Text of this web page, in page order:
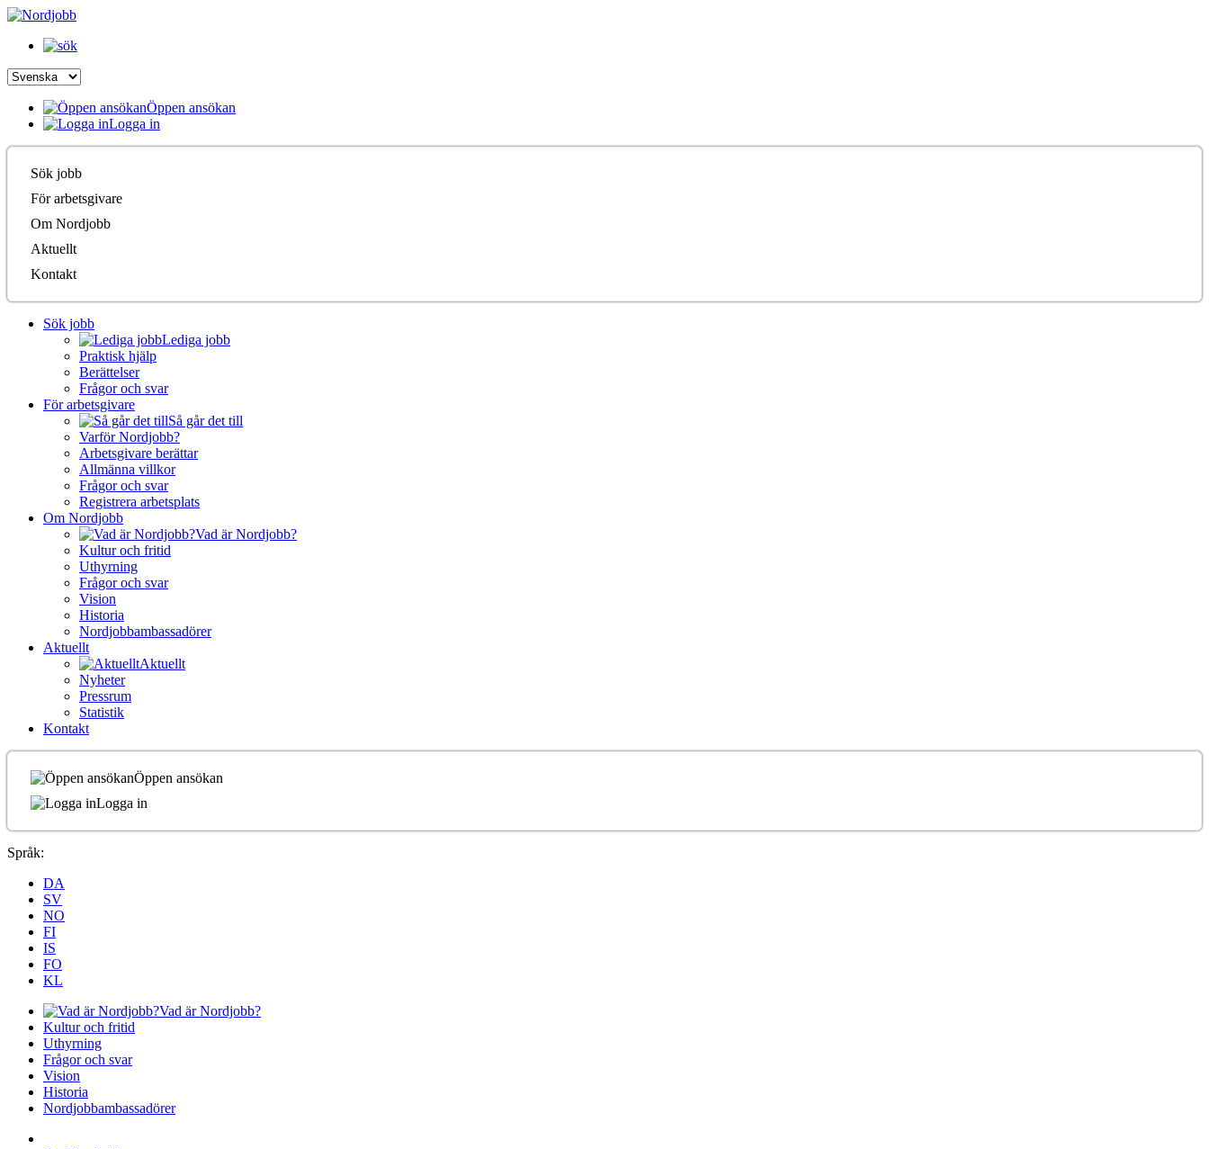
Öppen ansökan
Logga in
Sök jobb
För arbetsgivare
Om Nordjobb
Aktuellt
Kontakt
Sök jobb
Lediga jobb
Praktisk hjälp
Berättelser
Frågor och svar
För arbetsgivare
Så går det till
Varför Nordjobb?
Arbetsgivare berättar
Allmänna villkor
Frågor och svar
Registrera arbetsplats
Om Nordjobb
Vad är Nordjobb?
Kultur och fritid
Uthyrning
Frågor och svar
Vision
Historia
Nordjobbambassadörer
Aktuellt
Aktuellt
Nyheter
Pressrum
Statistik
Kontakt
Öppen ansökan
Logga in
Språk:
DA
SV
NO
FI
IS
FO
KL
Vad är Nordjobb?
Kultur och fritid
Uthyrning
Frågor och svar
Vision
Historia
Nordjobbambassadörer